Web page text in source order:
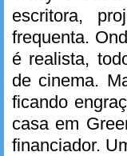
escritora,
frequenta.
é realista,
de cinema.
ficando
casa em
financiador.